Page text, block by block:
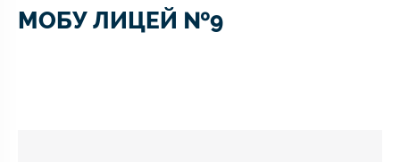
МОБУ ЛИЦЕЙ №9